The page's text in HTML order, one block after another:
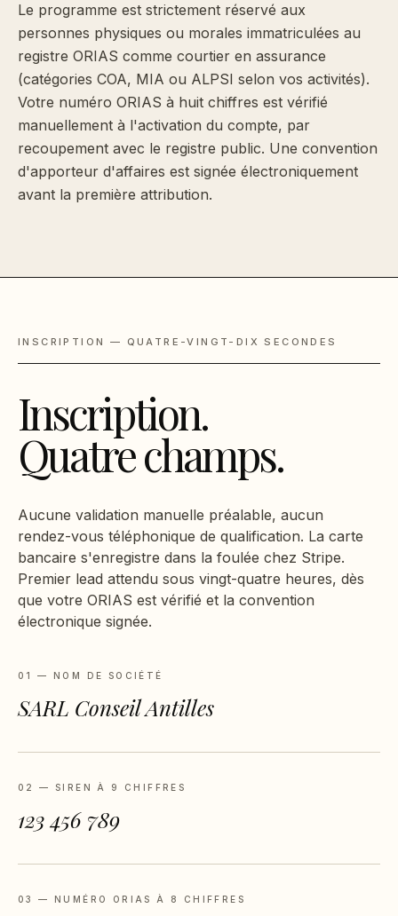
Le programme est strictement réservé aux
personnes physiques ou morales immatriculées au
registre ORIAS comme courtier en assurance
(catégories COA, MIA ou ALPSI selon vos activités).
Votre numéro ORIAS à huit chiffres est vérifié
manuellement à l'activation du compte, par
recoupement avec le registre public. Une convention
d'apporteur d'affaires est signée électroniquement
avant la première attribution.
INSCRIPTION — QUATRE-VINGT-DIX SECONDES
Inscription.
Quatre champs.
Aucune validation manuelle préalable, aucun
rendez-vous téléphonique de qualification. La carte
bancaire s'enregistre dans la foulée chez Stripe.
Premier lead attendu sous vingt-quatre heures, dès
que votre ORIAS est vérifié et la convention
électronique signée.
01 — NOM DE SOCIÉTÉ
SARL Conseil Antilles
02 — SIREN À 9 CHIFFRES
123 456 789
03 — NUMÉRO ORIAS À 8 CHIFFRES